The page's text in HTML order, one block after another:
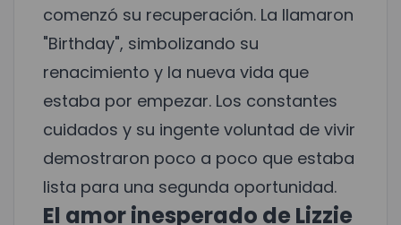
comenzó su recuperación. La llamaron
"Birthday", simbolizando su
renacimiento y la nueva vida que
estaba por empezar. Los constantes
cuidados y su ingente voluntad de vivir
demostraron poco a poco que estaba
lista para una segunda oportunidad.
El amor inesperado de Lizzie